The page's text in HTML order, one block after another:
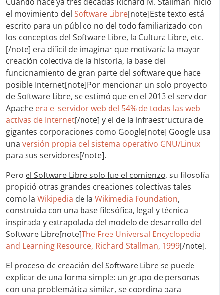
el movimiento del Software Libre[note]Este texto está
escrito para un público no del todo familiarizado con
los conceptos del Software Libre, la Cultura Libre, etc.
[/note] era difícil de imaginar que motivaría la mayor
creación colectiva de la historia, la base del
funcionamiento de gran parte del software que hace
posible Internet[note]Por mencionar un solo proyecto
de Software Libre, se estimó que en el 2013 el servidor
Apache era el servidor web del 54% de todas las web
activas de Internet[/note] y el de la infraestructura de
gigantes corporaciones como Google[note] Google usa
una versión propia del sistema operativo GNU/Linux
para sus servidores[/note].
Pero el Software Libre solo fue el comienzo, su filosofía
propició otras grandes creaciones colectivas tales
como la Wikipedia de la Wikimedia Foundation,
construida con una base filosófica, legal y técnica
inspirada y extrapolada del modelo de desarrollo del
Software Libre[note]The Free Universal Encyclopedia
and Learning Resource, Richard Stallman, 1999[/note].
El proceso de creación del Software Libre se puede
explicar de una forma simple: un grupo de personas
con una problemática similar, se coordina para